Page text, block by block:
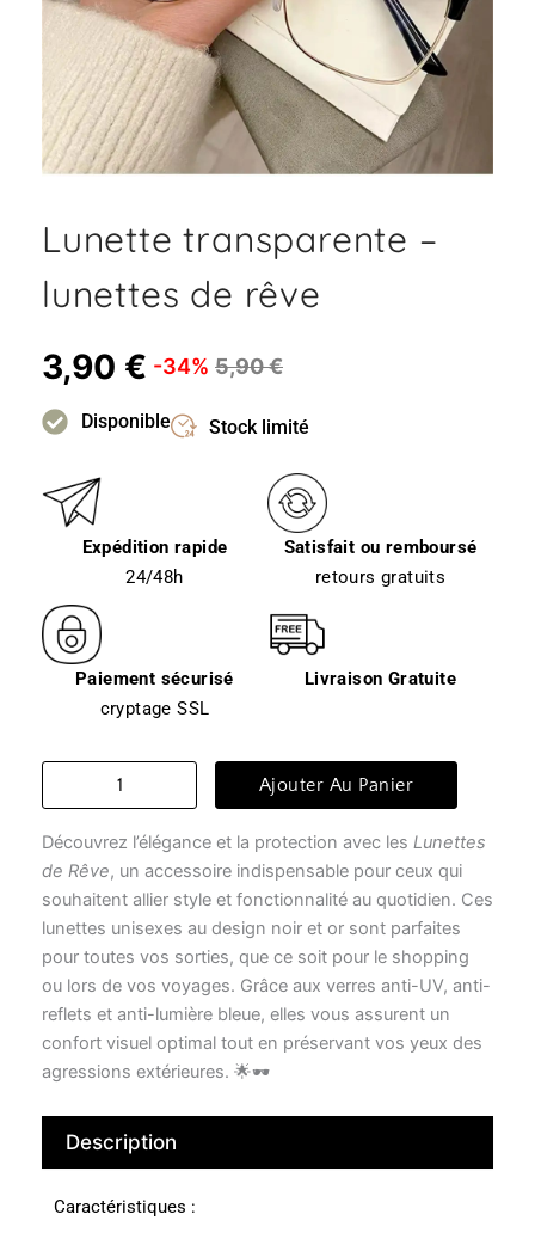
Lunette transparente –
lunettes de rêve
3,90 € -34% 5,90€
Disponible Stock limité
Expédition rapide
24/48h
Satisfait ou remboursé
retours gratuits
Paiement sécurisé
cryptage SSL
Livraison Gratuite
quantité
transparente
-
lunettes
rêve
Ajouter Au Panier
Découvrez l’élégance et la protection avec les Lunettes
de Rêve, un accessoire indispensable pour ceux qui
souhaitent allier style et fonctionnalité au quotidien. Ces
lunettes unisexes au design noir et or sont parfaites
pour toutes vos sorties, que ce soit pour le shopping
ou lors de vos voyages. Grâce aux verres anti-UV, anti-
reflets et anti-lumière bleue, elles vous assurent un
confort visuel optimal tout en préservant vos yeux des
agressions extérieures. 🌟🕶️
Description
Caractéristiques :